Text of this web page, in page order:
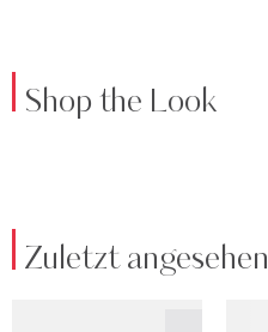
Shop the Look
Zuletzt angesehen